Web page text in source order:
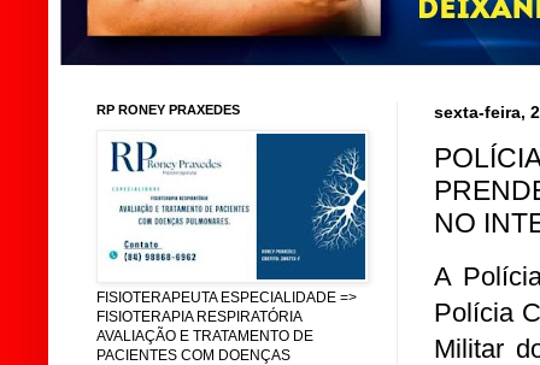
sexta-feira,
NO
A
Polícia
Militar
RP RONEY PRAXEDES
FISIOTERAPEUTA ESPECIALIDADE =>
FISIOTERAPIA RESPIRATÓRIA
AVALIAÇÃO E TRATAMENTO DE
PACIENTES COM DOENÇAS